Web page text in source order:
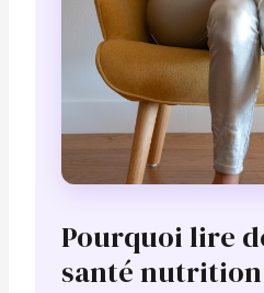
Pourquoi lire
santé nutrition